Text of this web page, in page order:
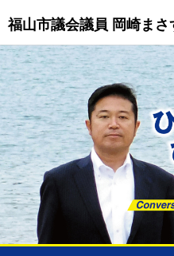
福山市議会議員 岡崎まさ
HOME
重要情報
プロフィール
ニュース/トピックス